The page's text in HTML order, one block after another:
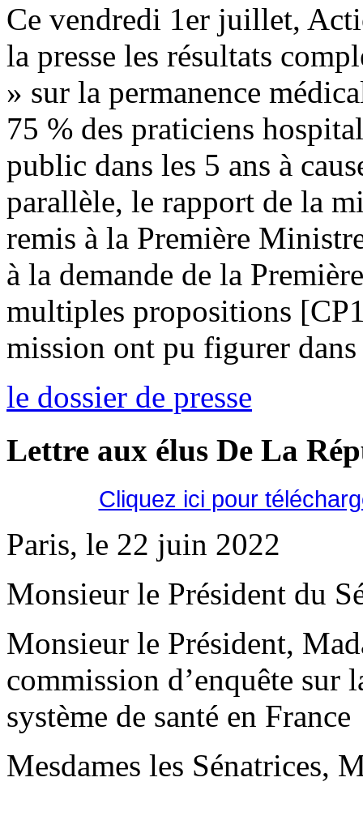
Ce vendredi 1er juillet,
la presse les résultats
» sur la permanence
75 % des praticiens
public dans les 5 ans à
parallèle, le rapport de la
remis à la Première
à la demande de la
multiples propositions
mission ont pu figurer
le dossier de presse
Lettre aux élus De La
Cliquez ici pour
Paris, le 22 juin 2022
Monsieur le Président du
Monsieur le Président,
commission d’enquête sur
système de santé en France
Mesdames les Sénatrices,